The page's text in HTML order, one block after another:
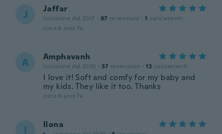
J Jaffar
Iscrizione dal 2017 · 87 recensioni · 1 caricamenti
circa 6 anni fa
A Amphavanh
Iscrizione dal 2020 · 37 recensioni · 12 caricamenti
I love it! Soft and comfy for my baby and
my kids. They like it too. Thanks
circa 6 anni fa
I Ilona